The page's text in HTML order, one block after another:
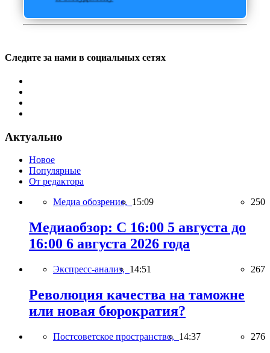
Следите за нами в социальных сетях
Актуально
Новое
Популярные
От редактора
Медиа обозрение, 15:09 250
Медиаобзор: С 16:00 5 августа до
16:00 6 августа 2026 года
Экспресс-анализ, 14:51 267
Революция качества на таможне
или новая бюрократия?
Постсоветское пространство, 14:37 276